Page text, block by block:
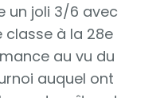
un joli 3/6 avec
classe à la 28e
au vu du
auquel ont